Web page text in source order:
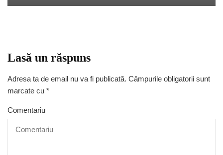
Lasă un răspuns
Adresa ta de email nu va fi publicată. Câmpurile obligatorii sunt
marcate cu *
Comentariu